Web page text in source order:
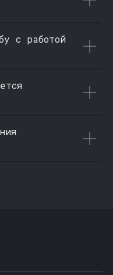
с работой